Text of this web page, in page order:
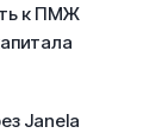
к ПМЖ
Janela